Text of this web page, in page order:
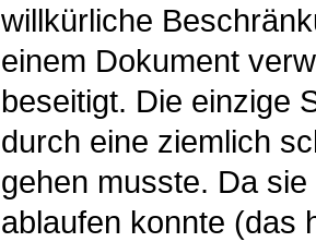
willkürliche
einem Dokument
beseitigt. Die einzige
durch eine ziemlich
gehen musste. Da
ablaufen konnte (das